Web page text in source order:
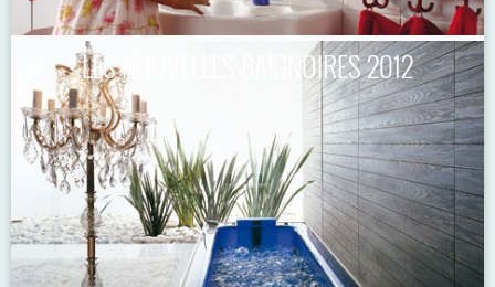
LES NOUVELLES BAIGNOIRES 2012